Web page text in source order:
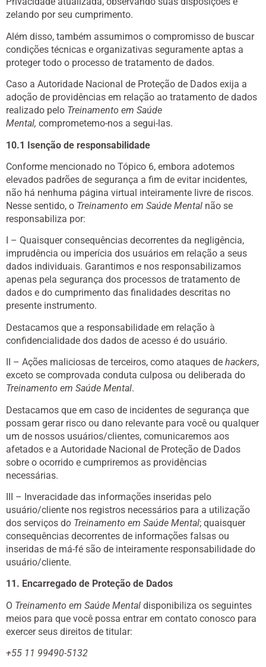
zelando por seu cumprimento.
Além disso, também assumimos o compromisso de buscar
condições técnicas e organizativas seguramente aptas a
proteger todo o processo de tratamento de dados.
Caso a Autoridade Nacional de Proteção de Dados exija a
adoção de providências em relação ao tratamento de dados
realizado pelo Treinamento em Saúde
Mental, comprometemo-nos a segui-las.
10.1 Isenção de responsabilidade
Conforme mencionado no Tópico 6, embora adotemos
elevados padrões de segurança a fim de evitar incidentes,
não há nenhuma página virtual inteiramente livre de riscos.
Nesse sentido, o Treinamento em Saúde Mental não se
responsabiliza por:
I – Quaisquer consequências decorrentes da negligência,
imprudência ou imperícia dos usuários em relação a seus
dados individuais. Garantimos e nos responsabilizamos
apenas pela segurança dos processos de tratamento de
dados e do cumprimento das finalidades descritas no
presente instrumento.
Destacamos que a responsabilidade em relação à
confidencialidade dos dados de acesso é do usuário.
II – Ações maliciosas de terceiros, como ataques de hackers,
exceto se comprovada conduta culposa ou deliberada do
Treinamento em Saúde Mental.
Destacamos que em caso de incidentes de segurança que
possam gerar risco ou dano relevante para você ou qualquer
um de nossos usuários/clientes, comunicaremos aos
afetados e a Autoridade Nacional de Proteção de Dados
sobre o ocorrido e cumpriremos as providências
necessárias.
III – Inveracidade das informações inseridas pelo
usuário/cliente nos registros necessários para a utilização
dos serviços do Treinamento em Saúde Mental; quaisquer
consequências decorrentes de informações falsas ou
inseridas de má-fé são de inteiramente responsabilidade do
usuário/cliente.
11. Encarregado de Proteção de Dados
O Treinamento em Saúde Mental disponibiliza os seguintes
meios para que você possa entrar em contato conosco para
exercer seus direitos de titular:
+55 11 99490-5132